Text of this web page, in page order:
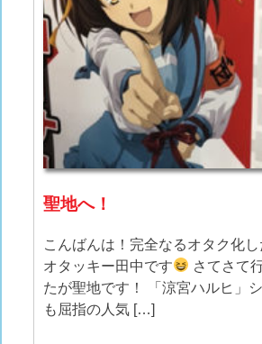
聖地へ！
こんばんは！完全なるオタク化
オタッキー田中です
さてさて
たが聖地です！ 「涼宮ハルヒ」
も屈指の人気 […]